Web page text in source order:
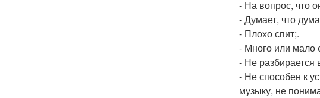
- На вопрос, что
- Думает, что
- Плохо спит;.
- Много или мало
- Не разбирается
- Не способен к
музыку, не